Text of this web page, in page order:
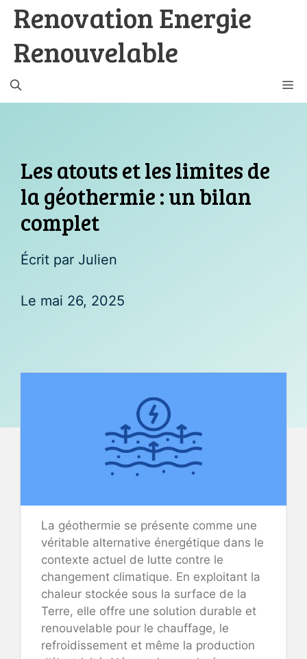
Aller
contenu
Renovation Energie
Renouvelable
Les atouts et les limites de
la géothermie : un bilan
complet
Écrit par Julien
Le mai 26, 2025
La géothermie se présente comme une
véritable alternative énergétique dans le
contexte actuel de lutte contre le
changement climatique. En exploitant la
chaleur stockée sous la surface de la
Terre, elle offre une solution durable et
renouvelable pour le chauffage, le
refroidissement et même la production